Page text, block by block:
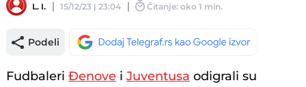
L. I. 15/12/23 | 23:04 Čitanje: oko 1 min.
Podeli
FudbaleriĐenove iJuventusa odigrali su